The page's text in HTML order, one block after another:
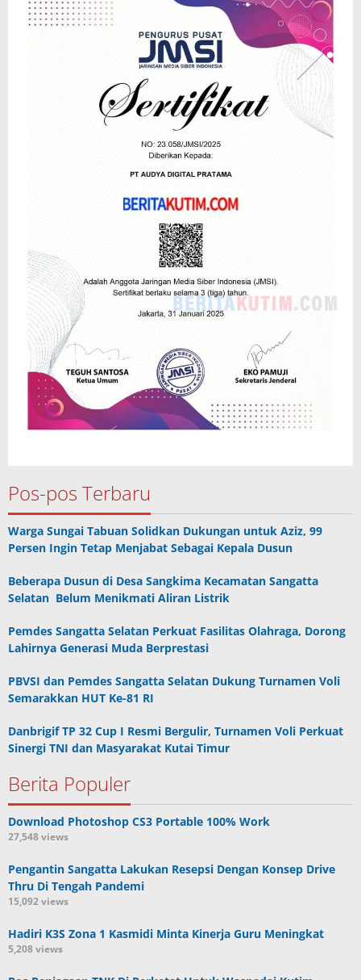
Pos-pos Terbaru
Warga Sungai Tabuan Solidkan Dukungan untuk Aziz, 99
Persen Ingin Tetap Menjabat Sebagai Kepala Dusun
Beberapa Dusun di Desa Sangkima Kecamatan Sangatta
Selatan Belum Menikmati Aliran Listrik
Pemdes Sangatta Selatan Perkuat Fasilitas Olahraga, Dorong
Lahirnya Generasi Muda Berprestasi
PBVSI dan Pemdes Sangatta Selatan Dukung Turnamen Voli
Semarakkan HUT Ke-81 RI
Danbrigif TP 32 Cup I Resmi Bergulir, Turnamen Voli Perkuat
Sinergi TNI dan Masyarakat Kutai Timur
Berita Populer
Download Photoshop CS3 Portable 100% Work
27,548 views
Pengantin Sangatta Lakukan Resepsi Dengan Konsep Drive
Thru Di Tengah Pandemi
15,092 views
Hadiri K3S Zona 1 Kasmidi Minta Kinerja Guru Meningkat
5,208 views